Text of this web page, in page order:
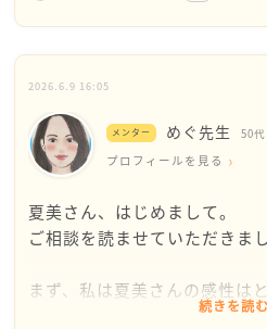
ですが、現実の事をくだらな
マンチストと関係があるのか
す。ロマンチストでも、謙虚
って生活できるのではないで
2026.6.9 16:05
メンター めぐ先生 50代
プロフィールを見る
夏美さん、はじめまして。
ご相談を読ませていただきまし
まず、私は夏美さんの感性は
感じました。ギリシャ神話や
続きを読む